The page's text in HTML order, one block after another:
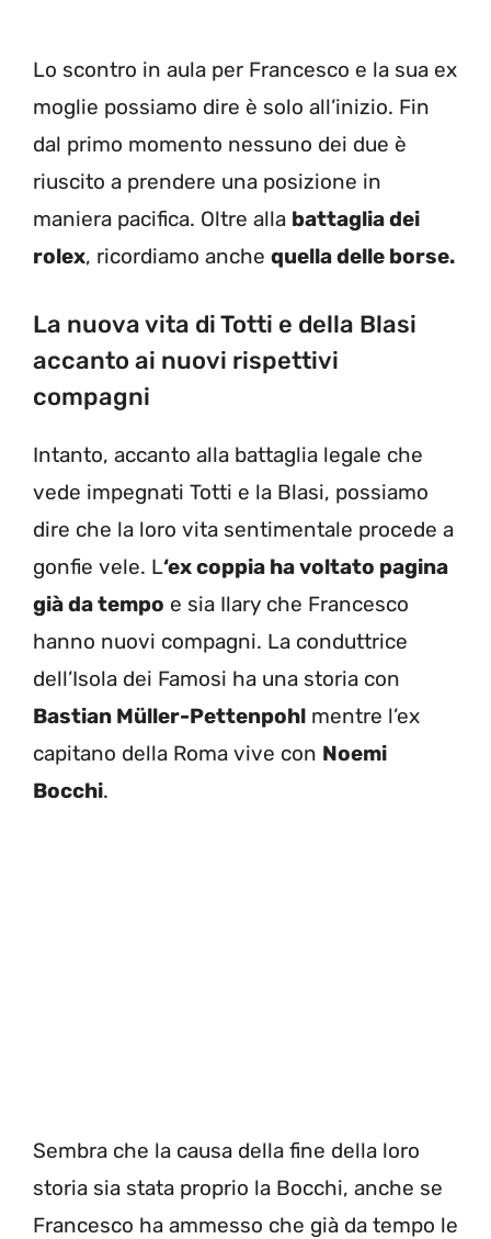
Lo scontro in aula per Francesco e la sua ex
moglie possiamo dire è solo all’inizio. Fin
dal primo momento nessuno dei due è
riuscito a prendere una posizione in
maniera pacifica. Oltre alla battaglia dei
rolex, ricordiamo anche quella delle borse.
La nuova vita di Totti e della Blasi
accanto ai nuovi rispettivi
compagni
Intanto, accanto alla battaglia legale che
vede impegnati Totti e la Blasi, possiamo
dire che la loro vita sentimentale procede a
gonfie vele. L‘ex coppia ha voltato pagina
già da tempo e sia Ilary che Francesco
hanno nuovi compagni. La conduttrice
dell’Isola dei Famosi ha una storia con
Bastian Müller-Pettenpohl mentre l’ex
capitano della Roma vive con Noemi
Bocchi.
Sembra che la causa della fine della loro
storia sia stata proprio la Bocchi, anche se
Francesco ha ammesso che già da tempo le